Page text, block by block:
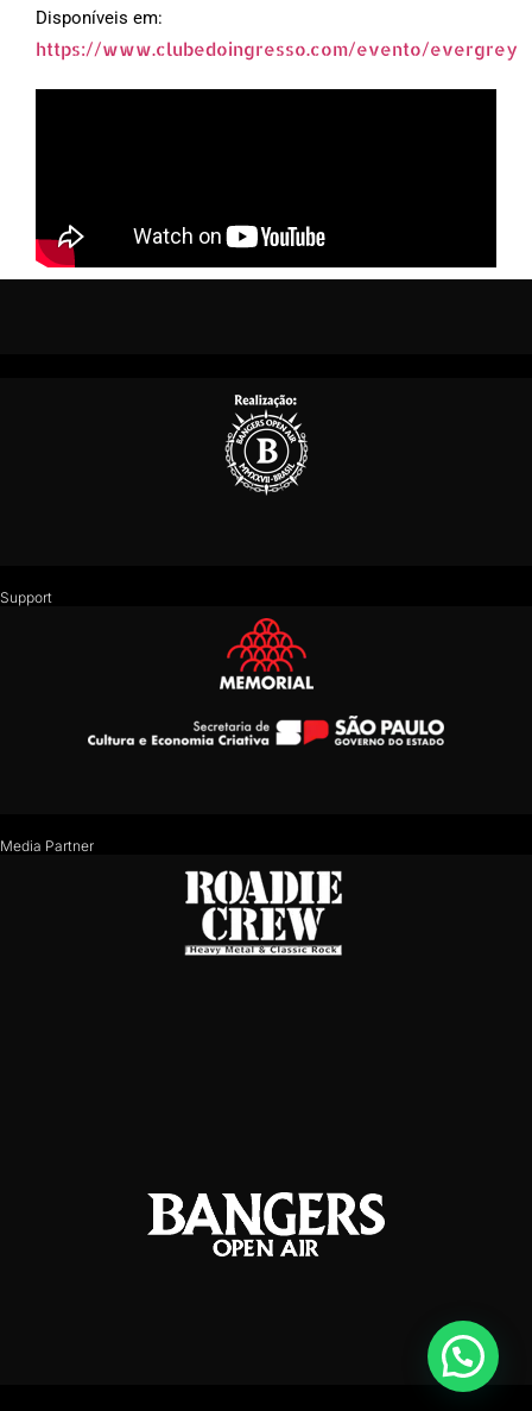
Disponíveis em:
https://www.clubedoingresso.com/evento/evergrey
Support
Media Partner